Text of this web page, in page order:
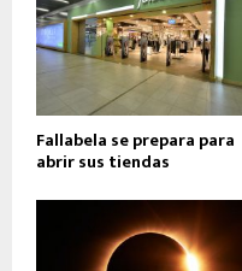
Fallabela se prepara para
abrir sus tiendas